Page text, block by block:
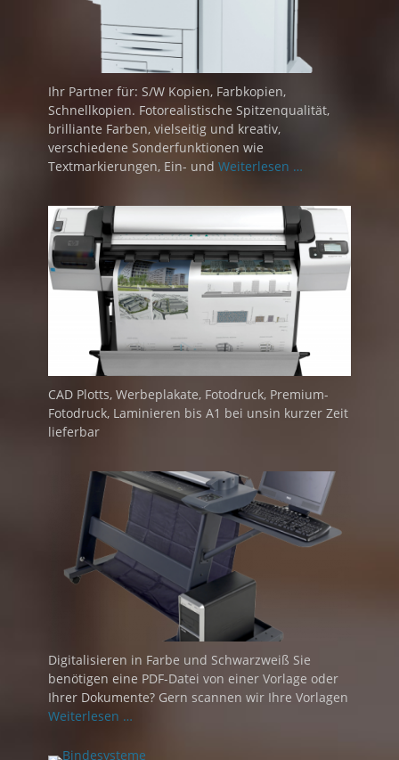
Ihr Partner für: S/W Kopien, Farbkopien,
Schnellkopien. Fotorealistische Spitzenqualität,
brilliante Farben, vielseitig und kreativ,
verschiedene Sonderfunktionen wie
Textmarkierungen, Ein- und Weiterlesen …
CAD Plotts, Werbeplakate, Fotodruck, Premium-
Fotodruck, Laminieren bis A1 bei unsin kurzer Zeit
lieferbar
Digitalisieren in Farbe und Schwarzweiß Sie
benötigen eine PDF-Datei von einer Vorlage oder
Ihrer Dokumente? Gern scannen wir Ihre Vorlagen
Weiterlesen …